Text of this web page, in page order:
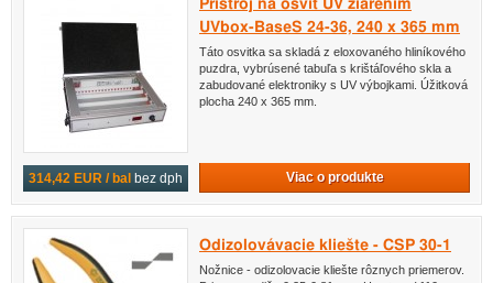
314,42 EUR / bal bez dph
Prístroj na osvit UV žiarením
UVbox-BaseS 24-36, 240 x 365 mm
Táto osvitka sa skladá z eloxovaného hliníkového
puzdra, vybrúsené tabuľa s krištáľového skla a
zabudované elektroniky s UV výbojkami. Úžitková
plocha 240 x 365 mm.
Viac o produkte
Odizolovávacie kliešte - CSP 30-1
Nožnice - odizolovacie kliešte rôznych priemerov.